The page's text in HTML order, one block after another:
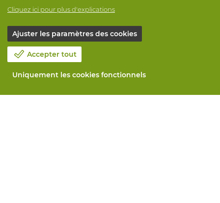
Cliquez ici pour plus d'explications
Ajuster les paramètres des cookies
Accepter tout
Uniquement les cookies fonctionnels